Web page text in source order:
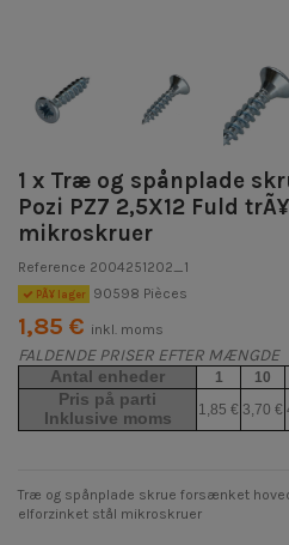
1 x Træ og spånplade
Pozi PZ7 2,5X12 Fuld
mikroskruer
Reference 2004251202_1
PÃ¥ lager 90598 Pièces
1,85 € inkl. moms
FALDENDE PRISER EFTER MÆNGDE
Antal enheder 1 10
Pris på parti
Inklusive moms
1,85 € 3,70 €
Træ og spånplade skrue forsænket hoved
elforzinket stål mikroskruer